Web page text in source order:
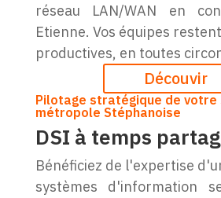
réseau LAN/WAN en
Etienne. Vos équipes
productives, en toutes
Découvir
Pilotage stratégique de votre
métropole Stéphanoise
DSI à temps
Bénéficiez de l'expertise
systèmes d'information